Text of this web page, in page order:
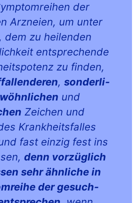
der
Arz­nei­en, um unter
dem zu hei­len­den
ent­spre­chen­de
zu fin­den,
, son­der­li­
und
Zei­chen und
Krank­heits­fal­les
fast ein­zig fest ins
denn vor­züg­lich
sehr ähn­li­che in
der gesuch­